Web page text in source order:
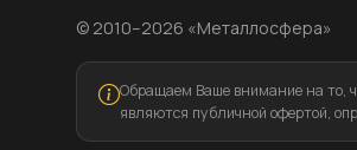
© 2010–2026 «Металлосфера»
Обращаем Ваше внимание на то,
являются публичной офертой,